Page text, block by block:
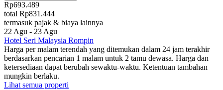
Rp693.489
total Rp831.444
termasuk pajak & biaya lainnya
22 Agu - 23 Agu
Hotel Seri Malaysia Rompin
Harga per malam terendah yang ditemukan dalam 24 jam terakhir
berdasarkan pencarian 1 malam untuk 2 tamu dewasa. Harga dan
ketersediaan dapat berubah sewaktu-waktu. Ketentuan tambahan
mungkin berlaku.
Lihat semua properti